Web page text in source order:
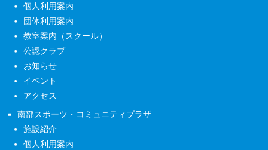
個人利用案内
団体利用案内
教室案内（スクール）
公認クラブ
お知らせ
イベント
アクセス
南部スポーツ・コミュニティプラザ
施設紹介
個人利用案内